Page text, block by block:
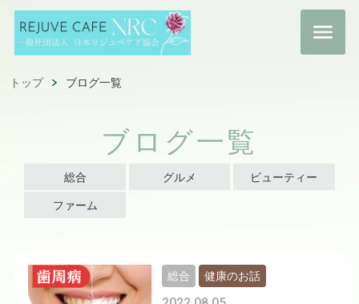
トップ ブログ一覧
ブログ一覧
総合 グルメ ビューティー
ファーム
総合 健康のお話